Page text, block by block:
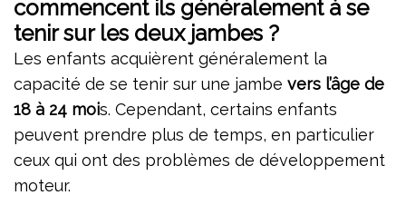
commencent ils généralement à se
tenir sur les deux jambes ?
Les enfants acquièrent généralement la
capacité de se tenir sur une jambe vers l’âge de
18 à 24 mois. Cependant, certains enfants
peuvent prendre plus de temps, en particulier
ceux qui ont des problèmes de développement
moteur.